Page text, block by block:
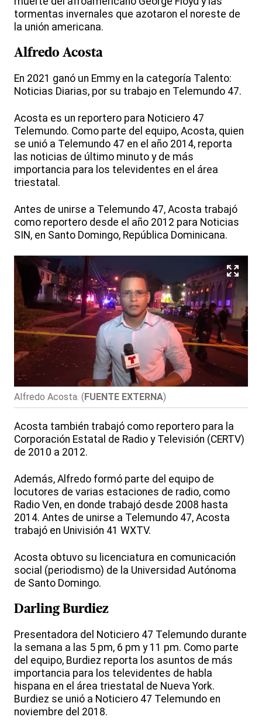
tormentas invernales que azotaron el noreste de
la unión americana.
Alfredo Acosta
En 2021 ganó un Emmy en la categoría Talento:
Noticias Diarias, por su trabajo en Telemundo 47.
Acosta es un reportero para Noticiero 47
Telemundo. Como parte del equipo, Acosta, quien
se unió a Telemundo 47 en el año 2014, reporta
las noticias de último minuto y de más
importancia para los televidentes en el área
triestatal.
Antes de unirse a Telemundo 47, Acosta trabajó
como reportero desde el año 2012 para Noticias
SIN, en Santo Domingo, República Dominicana.
Alfredo Acosta. ( FUENTE EXTERNA)
Acosta también trabajó como reportero para la
Corporación Estatal de Radio y Televisión (CERTV)
de 2010 a 2012.
Además, Alfredo formó parte del equipo de
locutores de varias estaciones de radio, como
Radio Ven, en donde trabajó desde 2008 hasta
2014. Antes de unirse a Telemundo 47, Acosta
trabajó en Univisión 41 WXTV.
Acosta obtuvo su licenciatura en comunicación
social (periodismo) de la Universidad Autónoma
de Santo Domingo.
Darling Burdiez
Presentadora del Noticiero 47 Telemundo durante
la semana a las 5 pm, 6 pm y 11 pm. Como parte
del equipo, Burdiez reporta los asuntos de más
importancia para los televidentes de habla
hispana en el área triestatal de Nueva York.
Burdiez se unió a Noticiero 47 Telemundo en
noviembre del 2018.